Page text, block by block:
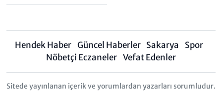
Hendek Haber Güncel Haberler Sakarya
Spor
Nöbetçi Eczaneler Vefat Edenler
Sitede yayınlanan içerik ve yorumlardan yazarları sorumludur.